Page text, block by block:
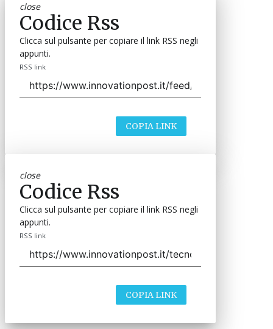
close
Codice Rss
Clicca sul pulsante per copiare il link RSS negli
appunti.
RSS link
COPIA LINK
close
Codice Rss
Clicca sul pulsante per copiare il link RSS negli
appunti.
RSS link
COPIA LINK